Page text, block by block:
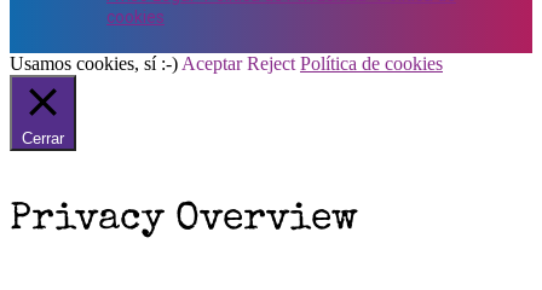
cookies
Usamos cookies, sí :-) Aceptar Reject Política de cookies
Cerrar
Privacy Overview